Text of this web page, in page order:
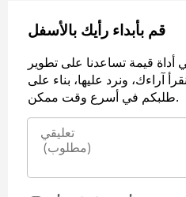
قم بأبداء رأيك بالأسفل
أداة قيمة تساعدنا على تطوير
ونرد عليها، بناء على
طلبكم في أسرع وقت ممكن.